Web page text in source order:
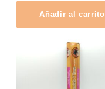
Añadir al carrito